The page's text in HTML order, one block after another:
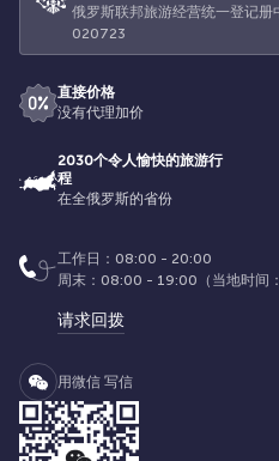
俄罗斯联邦旅游经营统一登记
020723
直接价格
没有代理加价
2030个令人愉快的旅游行
程
在全俄罗斯的省份
工作日：08:00 - 20:00
周末：08:00 - 19:00（当地时间：
请求回拨
用微信 写信